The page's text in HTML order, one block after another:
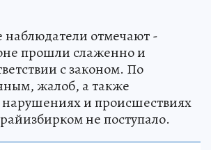
отмечают -
прошли слаженно и
с законом. По
жалоб, а также
и происшествиях
не поступало.